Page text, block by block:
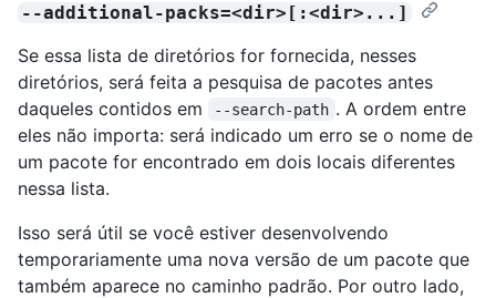
--additional-packs=<dir>[:<dir>...]
Se essa lista de diretórios for fornecida, nesses
diretórios, será feita a pesquisa de pacotes antes
daqueles contidos em
--search-path . A ordem entre
eles não importa: será indicado um erro se o nome de
um pacote for encontrado em dois locais diferentes
nessa lista.
Isso será útil se você estiver desenvolvendo
temporariamente uma nova versão de um pacote que
também aparece no caminho padrão. Por outro lado,